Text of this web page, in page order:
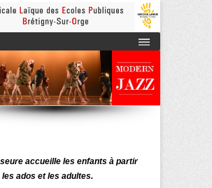
des Ecoles Publiques de Brétigny-sur-Orge
accueille les enfants à partir
les ados et les adultes.